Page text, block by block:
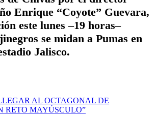
Enrique “Coyote” Guevara,
este lunes –19 horas–
se midan a Pumas en
Jalisco.
AL OCTAGONAL DE
RETO MAYÚSCULO”